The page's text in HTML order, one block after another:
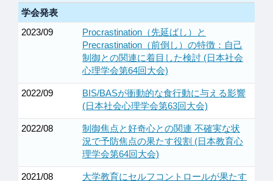
学会発表
2023/09
Procrastination（先延ばし）と
Precrastination（前倒し）の特徴：自己
制御との関連に着目した検討 (日本社会
心理学会第64回大会)
2022/09
BIS/BASが衝動的な食行動に与える影響
(日本社会心理学会第63回大会)
2022/08
制御焦点と好奇心との関連 不確実な状
況で予防焦点の果たす役割 (日本教育心
理学会第64回大会)
2021/08 大学教育にセルフコントロールが果たす